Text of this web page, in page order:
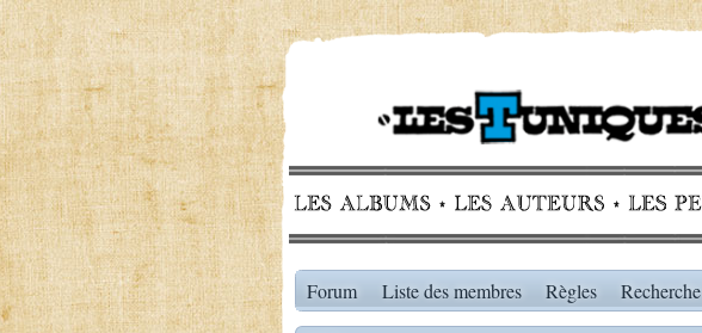
Forum Liste des membres Règles Recherche